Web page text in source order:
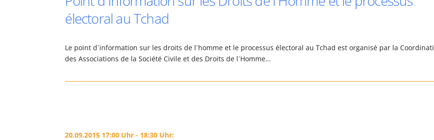
électoral au Tchad
Le point d´information sur les droits de l´homme et le processus électoral au Tchad est organisé par la
des Associations de la Société Civile et des Droits de l´Homme…
20.09.2015 17:00 Uhr - 18:30 Uhr: